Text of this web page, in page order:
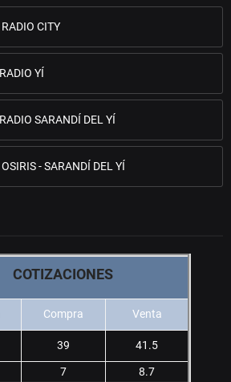
CITY
YÍ
SARANDÍ DEL YÍ
- SARANDÍ DEL YÍ
COTIZACIONES
Compra Venta
39 41.5
7
8.7